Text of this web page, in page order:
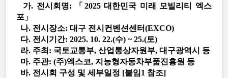
가. 전시회명: 「2025 대한민국 미래 모빌리티 엑스
포」
나. 전시장소: 대구 전시컨벤션센터(EXCO)
다. 전시기간: 2025. 10. 22.(수) ~ 25.(토)
라. 주최: 국토교통부, 산업통상자원부, 대구광역시 등
마. 주관: (주)엑스코, 지능형자동차부품진흥원 등
바. 전시회 구성 및 세부일정 [붙임1 참조]